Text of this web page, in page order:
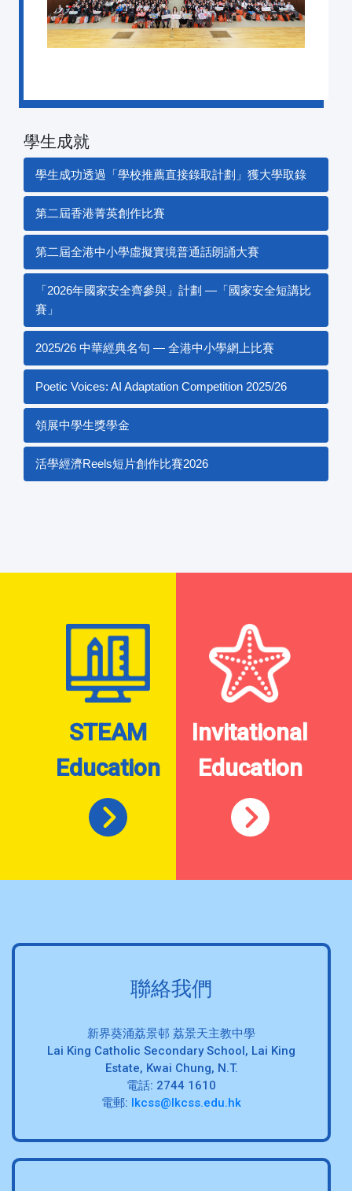
學生成就
學生成功透過「學校推薦直接錄取計劃」獲大學取錄
第二屆香港菁英創作比賽
第二屆全港中小學虛擬實境普通話朗誦大賽
「2026年國家安全齊參與」計劃 —「國家安全短講比
賽」
2025/26 中華經典名句 — 全港中小學網上比賽
Poetic Voices: AI Adaptation Competition 2025/26
領展中學生獎學金
活學經濟Reels短片創作比賽2026
STEAM
Education
Invitational
Education
聯絡我們
新界葵涌荔景邨 荔景天主教中學
Lai King Catholic Secondary School, Lai King
Estate, Kwai Chung, N.T.
電話: 2744 1610
電郵: lkcss@lkcss.edu.hk